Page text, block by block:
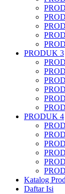
PRODUK 3
PRODUK 4
Katalog
Daftar Isi